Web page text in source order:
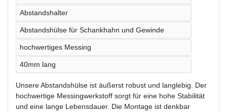
Abstandshalter
Abstandshülse für Schankhahn und Gewinde
hochwertiges Messing
40mm lang
Unsere Abstandshülse ist äußerst robust und langlebig. Der
hochwertige Messingwerkstoff sorgt für eine hohe Stabilität
und eine lange Lebensdauer. Die Montage ist denkbar